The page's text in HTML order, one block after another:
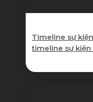
Timeline sự
timeline sự